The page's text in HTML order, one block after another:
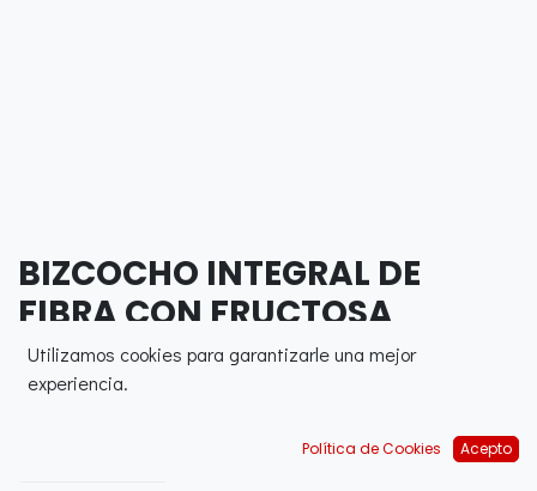
BIZCOCHO INTEGRAL DE
FIBRA CON FRUCTOSA
0,00€
Utilizamos cookies para garantizarle una mejor
experiencia.
Política de Cookies Acepto